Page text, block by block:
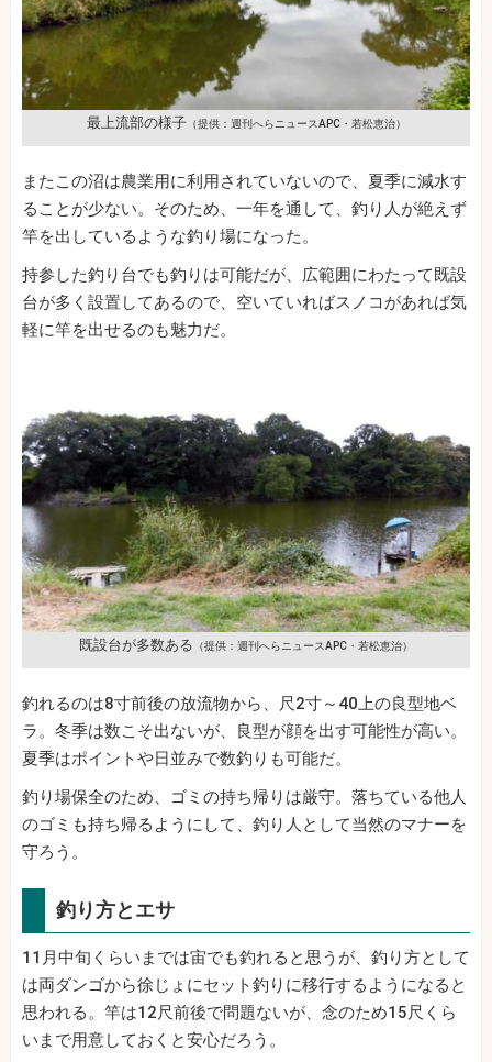
最上流部の様子（提供：週刊へらニュースAPC・若松恵治）
またこの沼は農業用に利用されていないので、夏季に減水す
ることが少ない。そのため、一年を通して、釣り人が絶えず
竿を出しているような釣り場になった。
持参した釣り台でも釣りは可能だが、広範囲にわたって既設
台が多く設置してあるので、空いていればスノコがあれば気
軽に竿を出せるのも魅力だ。
既設台が多数ある （提供：週刊へらニュースAPC・若松恵治）
釣れるのは8寸前後の放流物から、尺2寸～40上の良型地ベ
ラ。冬季は数こそ出ないが、良型が顔を出す可能性が高い。
夏季はポイントや日並みで数釣りも可能だ。
釣り場保全のため、ゴミの持ち帰りは厳守。落ちている他人
のゴミも持ち帰るようにして、釣り人として当然のマナーを
守ろう。
釣り方とエサ
11月中旬くらいまでは宙でも釣れると思うが、釣り方として
は両ダンゴから徐じょにセット釣りに移行するようになると
思われる。竿は12尺前後で問題ないが、念のため15尺くら
いまで用意しておくと安心だろう。